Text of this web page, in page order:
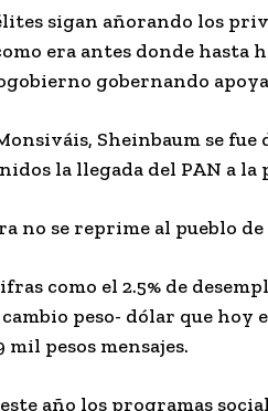
sigan añorando los
era antes donde hasta
gobernando
Sheinbaum se
la llegada del PAN a
no se reprime al pueblo de
como el 2.5% de
peso- dólar que
pesos mensajes.
año los programas